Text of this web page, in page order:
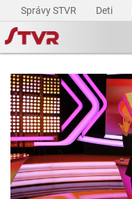
Správy STVR Deti